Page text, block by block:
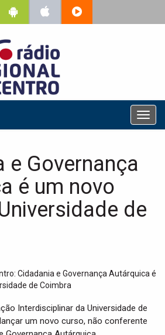
T
o
v
i
e Governança
é um novo
de
Interdisciplinar da Universidade de
um novo curso, não conferente